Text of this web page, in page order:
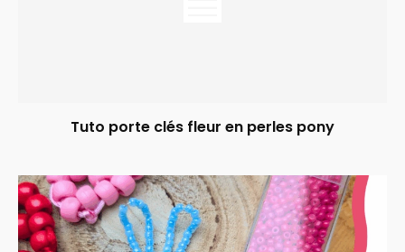
Tuto porte clés fleur en perles pony